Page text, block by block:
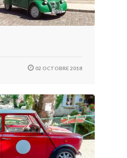
02 OCTOBRE 2018